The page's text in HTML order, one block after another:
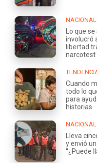
NACIONAL
Lo que
involucró
libertad
narcotest
Cuando
todo lo
para
historias
NACIONAL
Lleva
y envió
“¿Puede